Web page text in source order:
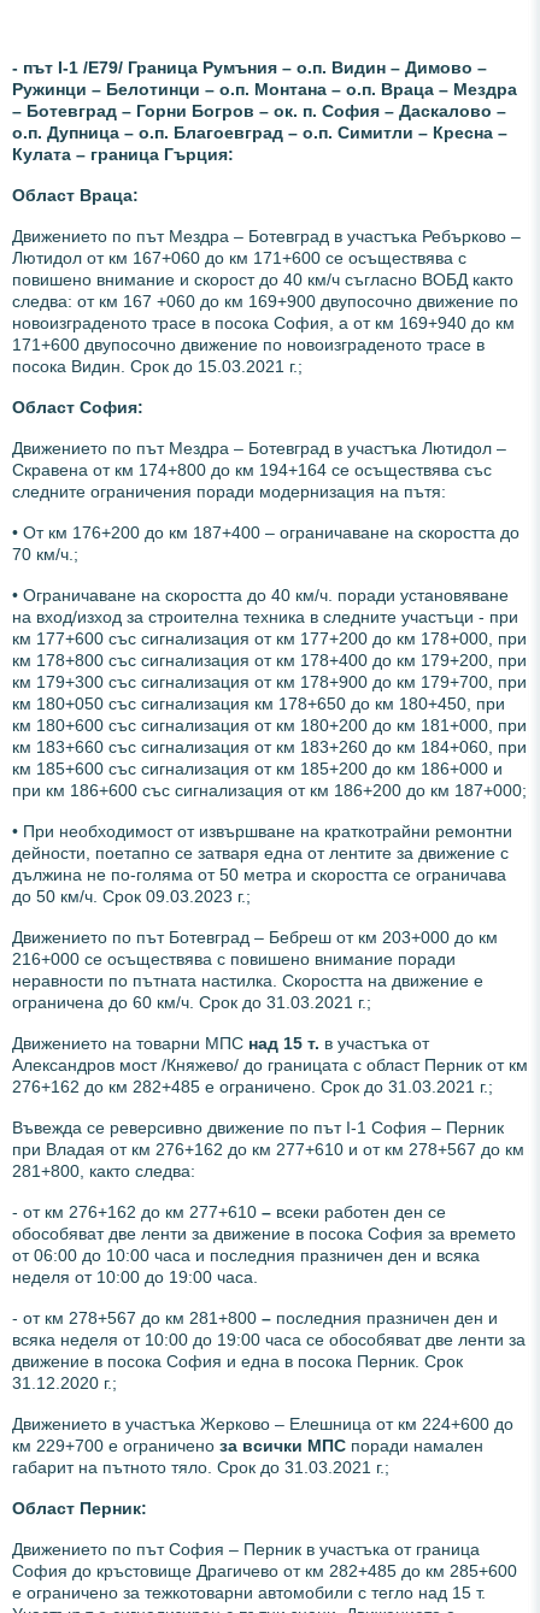
- път I-1 /Е79/ Граница Румъния – о.п. Видин – Димово –
Ружинци – Белотинци – о.п. Монтана – о.п. Враца – Мездра
– Ботевград – Горни Богров – ок. п. София – Даскалово –
о.п. Дупница – о.п. Благоевград – о.п. Симитли – Кресна –
Кулата – граница Гърция:
Област Враца:
Движението по път Мездра – Ботевград в участъка Ребърково –
Лютидол от км 167+060 до км 171+600 се осъществява с
повишено внимание и скорост до 40 км/ч съгласно ВОБД както
следва: от км 167 +060 до км 169+900 двупосочно движение по
новоизграденото трасе в посока София, а от км 169+940 до км
171+600 двупосочно движение по новоизграденото трасе в
посока Видин. Срок до 15.03.2021 г.;
Област София:
Движението по път Мездра – Ботевград в участъка Лютидол –
Скравена от км 174+800 до км 194+164 се осъществява със
следните ограничения поради модернизация на пътя:
• От км 176+200 до км 187+400 – ограничаване на скоростта до
70 км/ч.;
• Ограничаване на скоростта до 40 км/ч. поради установяване
на вход/изход за строителна техника в следните участъци - при
км 177+600 със сигнализация от км 177+200 до км 178+000, при
км 178+800 със сигнализация от км 178+400 до км 179+200, при
км 179+300 със сигнализация от км 178+900 до км 179+700, при
км 180+050 със сигнализация км 178+650 до км 180+450, при
км 180+600 със сигнализация от км 180+200 до км 181+000, при
км 183+660 със сигнализация от км 183+260 до км 184+060, при
км 185+600 със сигнализация от км 185+200 до км 186+000 и
при км 186+600 със сигнализация от км 186+200 до км 187+000;
• При необходимост от извършване на краткотрайни ремонтни
дейности, поетапно се затваря една от лентите за движение с
дължина не по-голяма от 50 метра и скоростта се ограничава
до 50 км/ч. Срок 09.03.2023 г.;
Движението по път Ботевград – Бебреш от км 203+000 до км
216+000 се осъществява с повишено внимание поради
неравности по пътната настилка. Скоростта на движение е
ограничена до 60 км/ч. Срок до 31.03.2021 г.;
Движението на товарни МПС над 15 т. в участъка от
Александров мост /Княжево/ до границата с област Перник от км
276+162 до км 282+485 е ограничено. Срок до 31.03.2021 г.;
Въвежда се реверсивно движение по път I-1 София – Перник
при Владая от км 276+162 до км 277+610 и от км 278+567 до км
281+800, както следва:
- от км 276+162 до км 277+610 – всеки работен ден се
обособяват две ленти за движение в посока София за времето
от 06:00 до 10:00 часа и последния празничен ден и всяка
неделя от 10:00 до 19:00 часа.
- от км 278+567 до км 281+800 – последния празничен ден и
всяка неделя от 10:00 до 19:00 часа се обособяват две ленти за
движение в посока София и една в посока Перник. Срок
31.12.2020 г.;
Движението в участъка Жерково – Елешница от км 224+600 до
км 229+700 е ограничено за всички МПС поради намален
габарит на пътното тяло. Срок до 31.03.2021 г.;
Област Перник:
Движението по път София – Перник в участъка от граница
София до кръстовище Драгичево от км 282+485 до км 285+600
е ограничено за тежкотоварни автомобили с тегло над 15 т.